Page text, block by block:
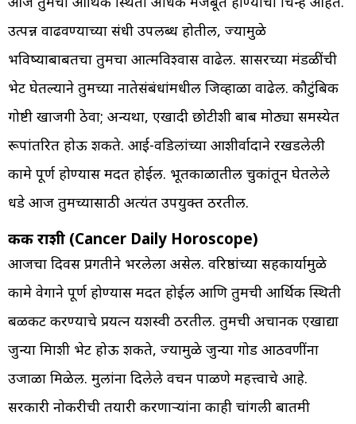
उत्पन्न वाढवण्याच्या संधी उपलब्ध होतील, ज्यामुळे
भविष्याबाबतचा तुमचा आत्मविश्वास वाढेल. सासरच्या मंडळींची
भेट घेतल्याने तुमच्या नातेसंबंधांमधील जिव्हाळा वाढेल. कौटुंबिक
गोष्टी खाजगी ठेवा; अन्यथा, एखादी छोटीशी बाब मोठ्या समस्येत
रूपांतरित होऊ शकते. आई-वडिलांच्या आशीर्वादाने रखडलेली
कामे पूर्ण होण्यास मदत होईल. भूतकाळातील चुकांतून घेतलेले
धडे आज तुमच्यासाठी अत्यंत उपयुक्त ठरतील.
कर्क राशी (Cancer Daily Horoscope)
आजचा दिवस प्रगतीने भरलेला असेल. वरिष्ठांच्या सहकार्यामुळे
कामे वेगाने पूर्ण होण्यास मदत होईल आणि तुमची आर्थिक स्थिती
बळकट करण्याचे प्रयत्न यशस्वी ठरतील. तुमची अचानक एखाद्या
जुन्या मित्राशी भेट होऊ शकते, ज्यामुळे जुन्या गोड आठवणींना
उजाळा मिळेल. मुलांना दिलेले वचन पाळणे महत्त्वाचे आहे.
सरकारी नोकरीची तयारी करणाऱ्यांना काही चांगली बातमी